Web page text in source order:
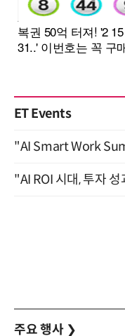
ET Events
"AI Smart Work
주요 행사 ❯